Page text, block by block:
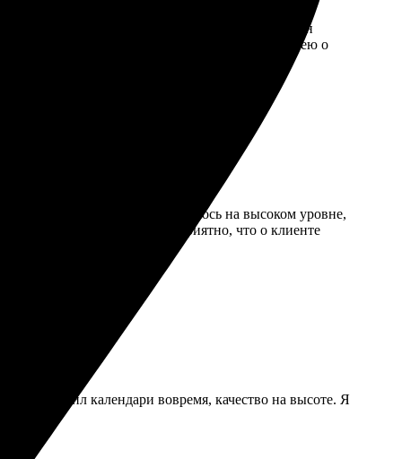
шаблон, загрузила фотографии. Заказ оформлен
легкости и профессионализма. Совсем не жалею о
Качество печати оказалось на высоком уровне,
и без повреждений. Очень приятно, что о клиенте
Получил календари вовремя, качество на высоте. Я